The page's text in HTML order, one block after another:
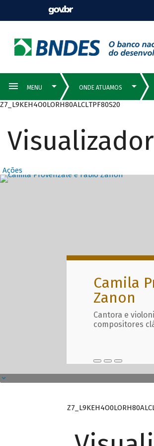
Z7_L9KEH4O0LORH80ALCLTPF80S20
Ações
Camila
Zanon
Cantora e
compositores